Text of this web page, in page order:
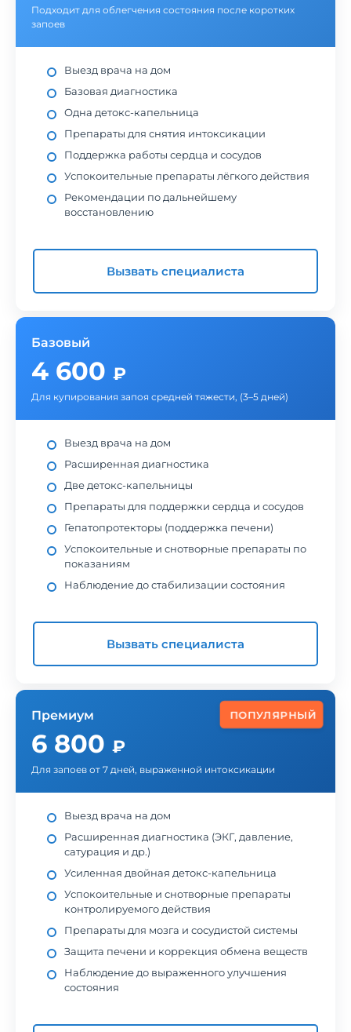
Подходит для облегчения состояния после коротких
запоев
Выезд врача на дом
Базовая диагностика
Одна детокс-капельница
Препараты для снятия интоксикации
Поддержка работы сердца и сосудов
Успокоительные препараты лёгкого действия
Рекомендации по дальнейшему
восстановлению
Вызвать специалиста
Базовый
4 600 ₽
Для купирования запоя средней тяжести, (3–5 дней)
Выезд врача на дом
Расширенная диагностика
Две детокс-капельницы
Препараты для поддержки сердца и сосудов
Гепатопротекторы (поддержка печени)
Успокоительные и снотворные препараты по
показаниям
Наблюдение до стабилизации состояния
Вызвать специалиста
ПОПУЛЯРНЫЙ
Премиум
6 800 ₽
Для запоев от 7 дней, выраженной интоксикации
Выезд врача на дом
Расширенная диагностика (ЭКГ, давление,
сатурация и др.)
Усиленная двойная детокс-капельница
Успокоительные и снотворные препараты
контролируемого действия
Препараты для мозга и сосудистой системы
Защита печени и коррекция обмена веществ
Наблюдение до выраженного улучшения
состояния